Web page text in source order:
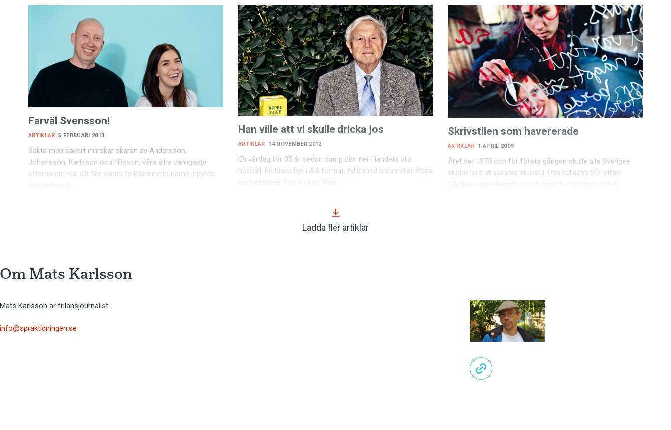
Farväl Svensson!
5 FEBRUARI 2013
ARTIKLAR
Sakta men säkert minskar skaran av Andersson,
Johansson, Karlsson och Nilsson, våra allra vanligaste
efternamn. För allt fler känns folkhemmets namn inpyrda
Han ville att vi skulle dricka jos
14 NOVEMBER 2012
ARTIKLAR
En vårdag för 35 år sedan damp den ner i landets alla
hushåll. En broschyr i A4-format, fylld med brevmallar. Föga
Skrivstilen som havererade
1 APRIL 2009
ARTIKLAR
Året var 1975 och för första gången skulle alla Sveriges
skolor lära ut samma skrivstil. Den kallades SÖ-stilen
Ladda fler artiklar
Om Mats Karlsson
Mats Karlsson är frilansjournalist.
info@spraktidningen.se